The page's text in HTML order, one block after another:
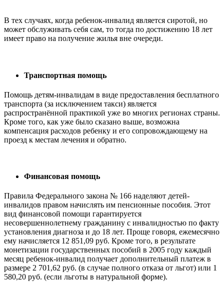
В тех случаях, когда ребенок-инвалид является сиротой, но
может обслуживать себя сам, то тогда по достижению 18 лет
имеет право на получение жилья вне очереди.
Транспортная помощь
Помощь детям-инвалидам в виде предоставления бесплатного
транспорта (за исключением такси) является
распространённой практикой уже во многих регионах страны.
Кроме того, как уже было сказано выше, возможна
компенсация расходов ребенку и его сопровождающему на
проезд к местам лечения и обратно.
Финансовая помощь
Правила Федерального закона № 166 наделяют детей-
инвалидов правом начислять им пенсионные пособия. Этот
вид финансовой помощи гарантируется
несовершеннолетнему гражданину с инвалидностью по факту
установления диагноза и до 18 лет. Проще говоря, ежемесячно
ему начисляется 12 851,09 руб. Кроме того, в результате
монетизации государственных пособий в 2005 году каждый
месяц ребенок-инвалид получает дополнительный платеж в
размере 2 701,62 руб. (в случае полного отказа от льгот) или 1
580,20 руб. (если льготы в натуральной форме).